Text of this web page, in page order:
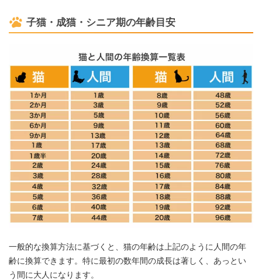
子猫・成猫・シニア期の年齢目安
一般的な換算方法に基づくと、猫の年齢は上記のように人間の年
齢に換算できます。特に最初の数年間の成長は著しく、あっとい
う間に大人になります。